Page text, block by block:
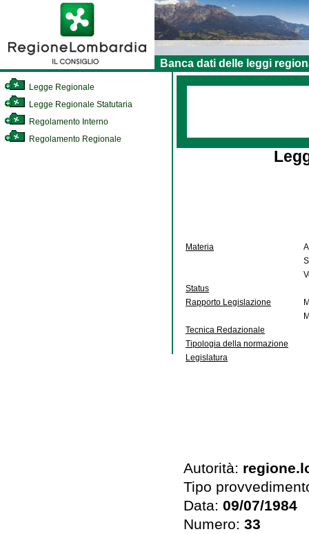
Banca dati delle leggi
Legge Regionale
Legge Regionale Statutaria
Regolamento Interno
Regolamento Regionale
Materia
Status
Rapporto Legislazione
Tecnica Redazionale
Tipologia della normazione
Legislatura
Autorità:
Tipo
Data: 09/07/1984
Numero: 33